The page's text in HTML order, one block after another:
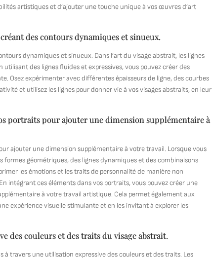
artistiques et d’ajouter une touche unique à vos œuvres d’art
des contours dynamiques et sinueux.
dynamiques et sinueux. Dans l’art du visage abstrait, les lignes
des lignes fluides et expressives, vous pouvez créer des
Osez expérimenter avec différentes épaisseurs de ligne, des courbes
et utilisez les lignes pour donner vie à vos visages abstraits, en leur
portraits pour ajouter une dimension supplémentaire à
ajouter une dimension supplémentaire à votre travail. Lorsque vous
formes géométriques, des lignes dynamiques et des combinaisons
les émotions et les traits de personnalité de manière non
intégrant ces éléments dans vos portraits, vous pouvez créer une
à votre travail artistique. Cela permet également aux
expérience visuelle stimulante et en les invitant à explorer les
des couleurs et des traits du visage abstrait.
à travers une utilisation expressive des couleurs et des traits. Les